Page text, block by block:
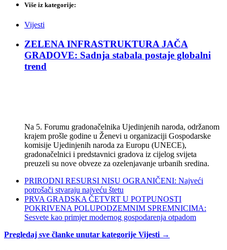
Više iz kategorije:
Vijesti
ZELENA INFRASTRUKTURA JAČA
GRADOVE: Sadnja stabala postaje globalni
trend
Na 5. Forumu gradonačelnika Ujedinjenih naroda, održanom
krajem prošle godine u Ženevi u organizaciji Gospodarske
komisije Ujedinjenih naroda za Europu (UNECE),
gradonačelnici i predstavnici gradova iz cijelog svijeta
preuzeli su nove obveze za ozelenjavanje urbanih sredina.
PRIRODNI RESURSI NISU OGRANIČENI: Najveći
potrošači stvaraju najveću štetu
PRVA GRADSKA ČETVRT U POTPUNOSTI
POKRIVENA POLUPODZEMNIM SPREMNICIMA:
Sesvete kao primjer modernog gospodarenja otpadom
Pregledaj sve članke unutar kategorije Vijesti →